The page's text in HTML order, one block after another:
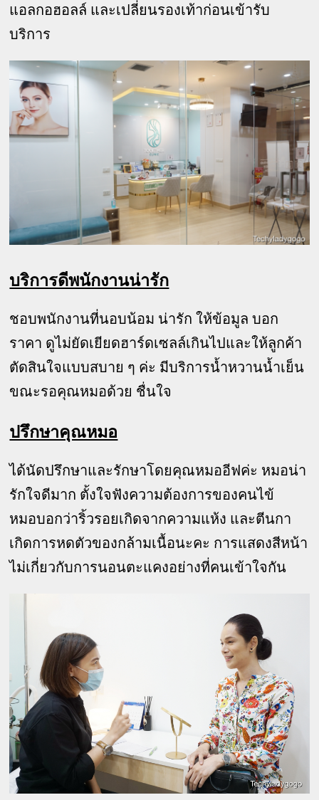
แอลกอฮอลล์ และเปลี่ยนรองเท้าก่อนเข้ารับ
บริการ
บริการดีพนักงานน่ารัก
ชอบพนักงานที่นอบน้อม น่ารัก ให้ข้อมูล บอก
ราคา ดูไม่ยัดเยียดฮาร์ดเซลล์เกินไปและให้ลูกค้า
ตัดสินใจแบบสบาย ๆ ค่ะ มีบริการน้ำหวานน้ำเย็น
ขณะรอคุณหมอด้วย ชื่นใจ
ปรึกษาคุณหมอ
ได้นัดปรึกษาและรักษาโดยคุณหมออีฟค่ะ หมอน่า
รักใจดีมาก ตั้งใจฟังความต้องการของคนไข้
หมอบอกว่าริ้วรอยเกิดจากความแห้ง และตีนกา
เกิดการหดตัวของกล้ามเนื้อนะคะ การแสดงสีหน้า
ไม่เกี่ยวกับการนอนตะแคงอย่างที่คนเข้าใจกัน